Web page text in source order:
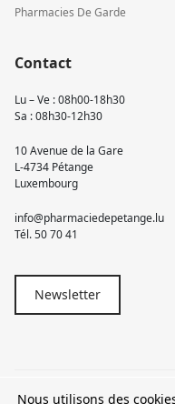
Pharmacies De Garde
Contact
Lu – Ve : 08h00-18h30
Sa : 08h30-12h30
10 Avenue de la Gare
L-4734 Pétange
Luxembourg
info@pharmaciedepetange.lu
Tél.50 70 41
Newsletter
© 2026
Nous utilisons des